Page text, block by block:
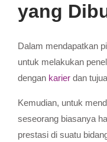
yang
Dalam mendapatkan
untuk melakukan
dengan karier dan
Kemudian, untuk
seseorang biasanya
prestasi di suatu